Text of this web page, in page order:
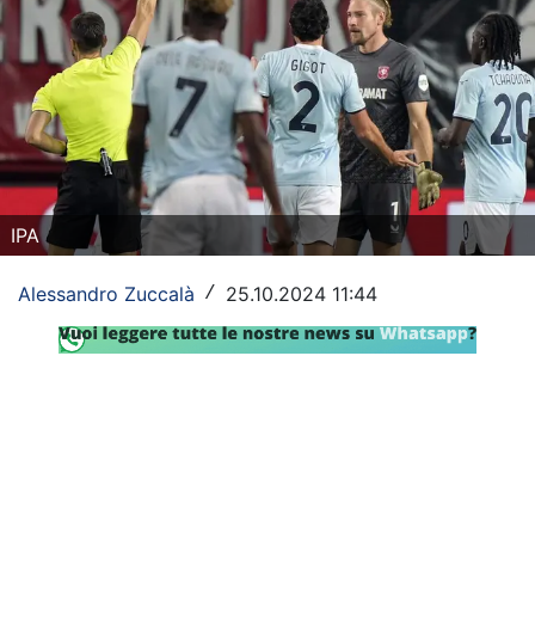
Serie A
Champions League
Europa League
Altri Sport
Formula 1
Tennis
Vela
IPA
Alessandro Zuccalà / 25.10.2024 11:44